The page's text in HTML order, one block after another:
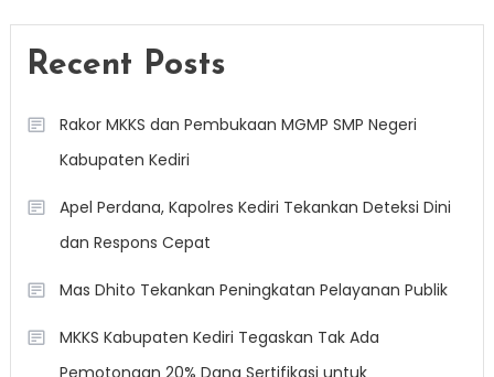
Recent Posts
Rakor MKKS dan Pembukaan MGMP SMP Negeri
Kabupaten Kediri
Apel Perdana, Kapolres Kediri Tekankan Deteksi Dini
dan Respons Cepat
Mas Dhito Tekankan Peningkatan Pelayanan Publik
MKKS Kabupaten Kediri Tegaskan Tak Ada